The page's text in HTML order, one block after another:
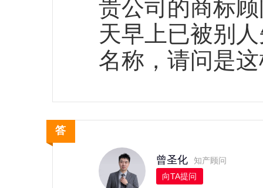
贵公司的商标
天早上已被别
名称，请问是
曾圣化
知产顾问
向TA提问